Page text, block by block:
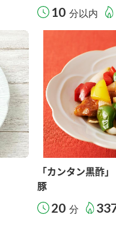
10 分以内
「カンタン黒酢
豚
20 分